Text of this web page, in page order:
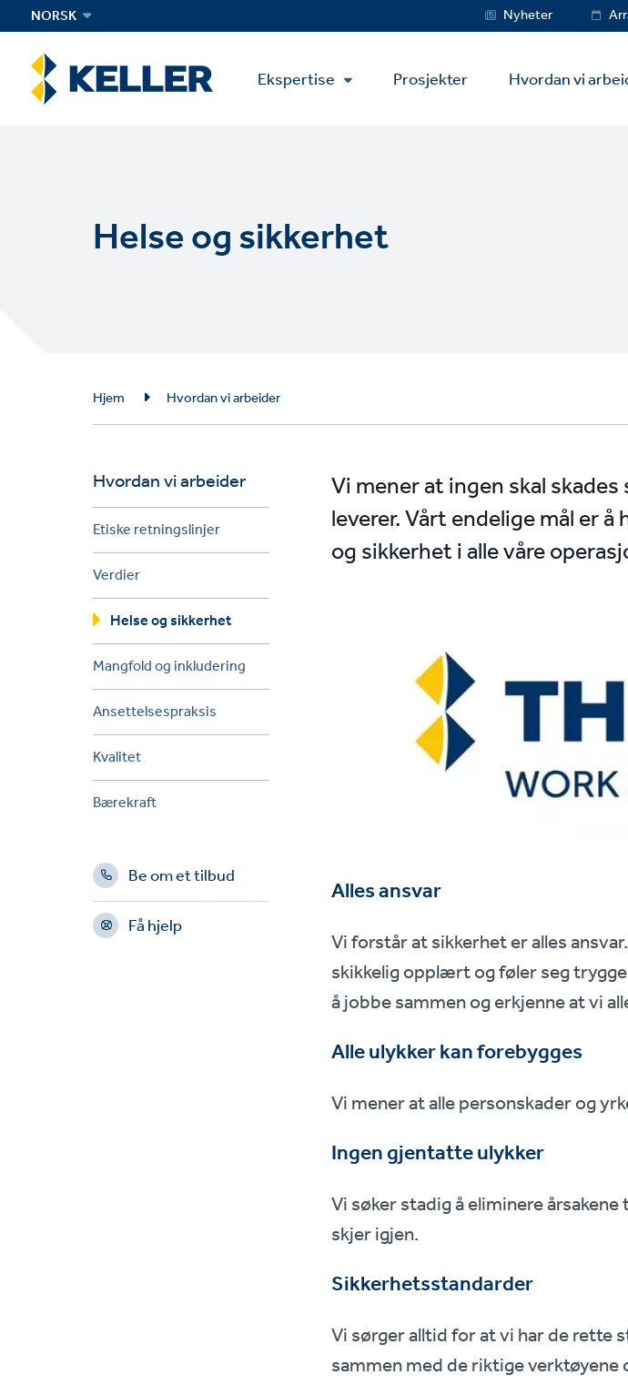
to
content
NORSK Service
MenuNyheter
Main
Menu
Ekspertise Prosjekter Hvordan vi
Helse og sikkerhet
Breadcrumb
Hjem Hvordan vi arbeider
Hvordan vi arbeider
Etiske retningslinjer
Verdier
Helse og sikkerhet
Mangfold og inkludering
Ansettelsespraksis
Kvalitet
Bærekraft
Be om et tilbud
Få hjelp
Vi mener at ingen skal
leverer. Vårt endelige mål er
og sikkerhet i alle våre
Alles ansvar
Vi forstår at sikkerhet er alles
skikkelig opplært og føler seg
å jobbe sammen og erkjenne at vi
Alle ulykker kan forebygges
Vi mener at alle personskader og
Ingen gjentatte ulykker
Vi søker stadig å eliminere
skjer igjen.
Sikkerhetsstandarder
Vi sørger alltid for at vi har de rette
sammen med de riktige